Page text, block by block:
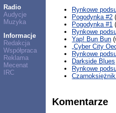
Radio
Audycje
Muzyka
Informacje
Redakcja
Współpraca
Reklama
Mecenat
IRC
Rynkowe
Pogodynka #2
Pogodynka #1
Rynkowe
Yap! Bun Bun
„Cyber City
Rynkowe
Darkside Blues
Rynkowe
Komentarze